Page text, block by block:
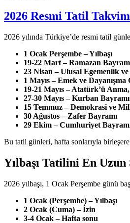
2026 Resmi Tatil
2026 yılında Türkiye’de resmi tatil
1 Ocak Perşembe – Yılbaşı
19-22 Mart – Ramazan
23 Nisan – Ulusal Egemenlik
1 Mayıs – Emek ve Dayanışma
19-21 Mayıs – Atatürk’ü
27-30 Mayıs – Kurban Bayramı
15 Temmuz – Demokrasi ve
30 Ağustos – Zafer Bayramı
29 Ekim – Cumhuriyet
Bu tatil günleri, hafta sonlarıyla
Yılbaşı Tatilini En
2026 yılbaşı, 1 Ocak Perşembe günü
1 Ocak (Perşembe) – Yılbaşı
2 Ocak (Cuma) – İzin
3-4 Ocak – Hafta sonu